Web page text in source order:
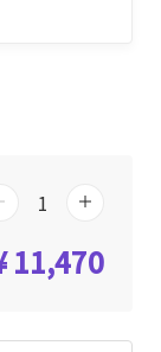
11,470